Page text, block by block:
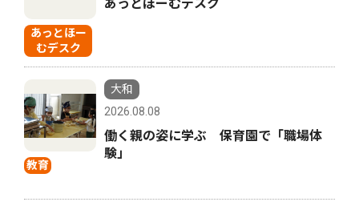
あっとほー
むデスク
あっとほーむデスク
教育
大和
2026.08.08
働く親の姿に学ぶ 保育園で「職場体
験」